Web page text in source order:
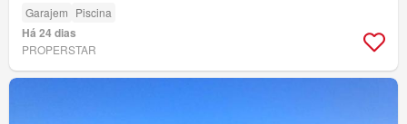
Garajem Piscina
Há 24 dias
PROPERSTAR